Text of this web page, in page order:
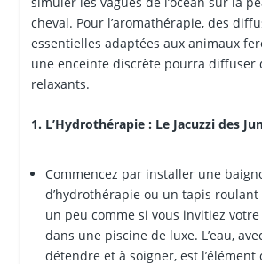
cheval. Pour l’aromathérapie, des
essentielles adaptées aux animaux
une enceinte discrète pourra diffuser
relaxants.
1. L’Hydrothérapie : Le Jacuzzi des
Commencez par installer une
d’hydrothérapie ou un tapis roulant
un peu comme si vous invitiez
dans une piscine de luxe. L’eau,
détendre et à soigner, est l’élément